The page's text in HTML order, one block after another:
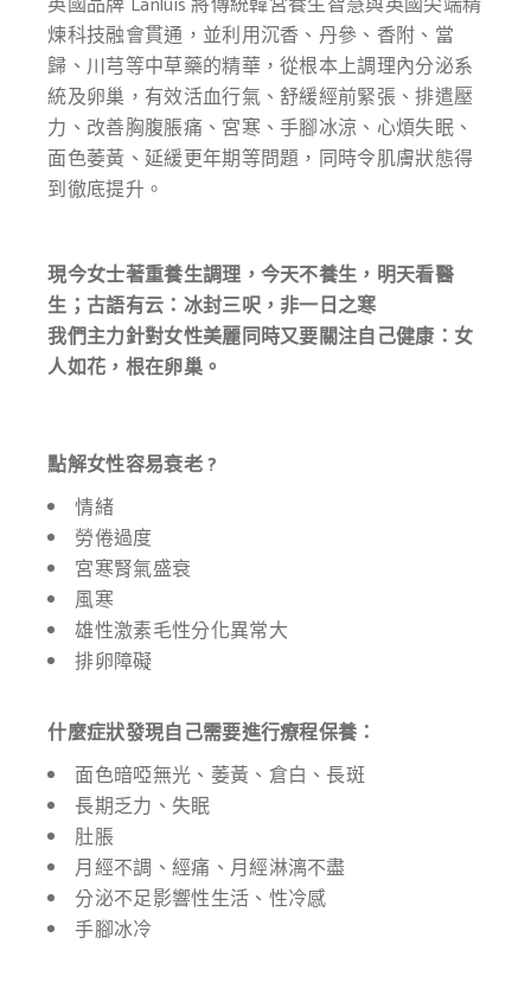
煉科技融會貫通，並利用沉香、丹參、香附、當
歸、川芎等中草藥的精華，從根本上調理內分泌系
統及卵巢，有效活血行氣、舒緩經前緊張、排遣壓
力、改善胸腹脹痛、宮寒、手腳冰涼、心煩失眠、
面色萎黃、延緩更年期等問題，同時令肌膚狀態得
到徹底提升。
現今女士著重養生調理，今天不養生，明天看醫
生；古語有云：冰封三呎，非一日之寒
我們主力針對女性美麗同時又要關注自己健康：女
人如花，根在卵巢。
點解女性容易衰老 ?
情緒
勞倦過度
宮寒腎氣盛衰
風寒
雄性激素毛性分化異常大
排卵障礙
什麼症狀發現自己需要進行療程保養：
面色暗啞無光、萎黃、倉白、長斑
長期乏力、失眠
肚脹
月經不調、經痛、月經淋漓不盡
分泌不足影響性生活、性冷感
手腳冰冷